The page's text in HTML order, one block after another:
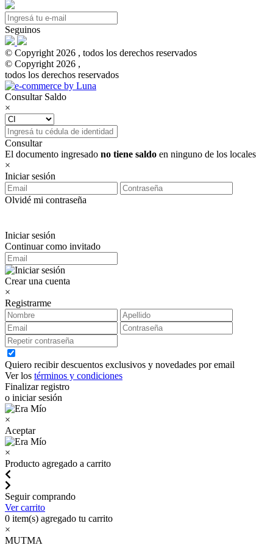
Seguinos
© Copyright 2026 , todos los derechos reservados
© Copyright 2026 ,
todos los derechos reservados
Consultar Saldo
×
Consultar
El documento ingresado no tiene saldo en ninguno de los locales
×
Iniciar sesión
Olvidé mi contraseña
Iniciar sesión
Continuar como invitado
Crear una cuenta
×
Registrarme
Quiero recibir descuentos exclusivos y novedades por email
Ver los términos y condiciones
Finalizar registro
o iniciar sesión
×
Aceptar
×
Producto agregado a carrito
Seguir comprando
Ver carrito
0 item(s) agregado tu carrito
×
MUTMA